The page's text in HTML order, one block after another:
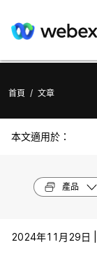
首頁 / 文章
本文適用於：
產品
2024年11月29日 |